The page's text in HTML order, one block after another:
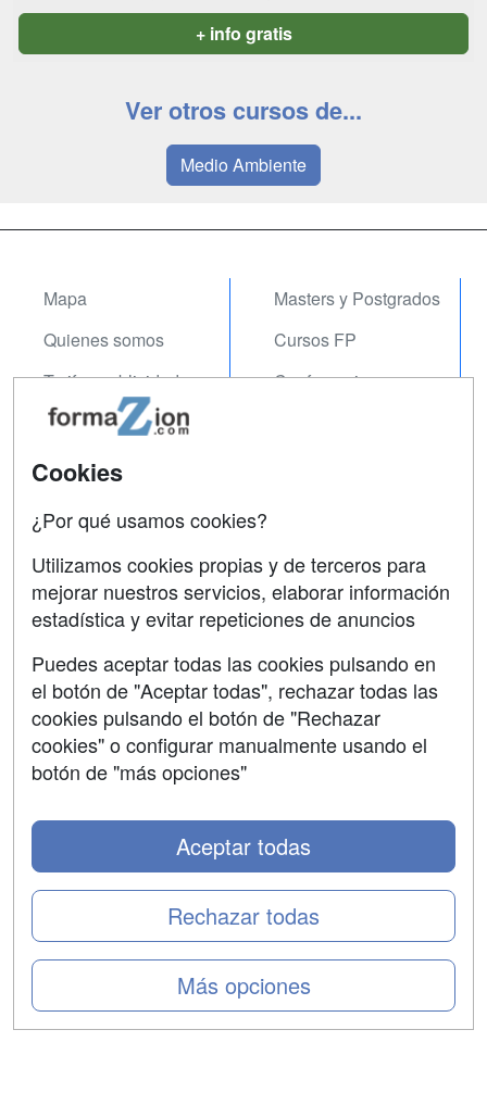
+ info gratis
Ver otros cursos de...
Medio Ambiente
Mapa
Quienes somos
Tarifas publicidad
Acceso Usuarios
Acceso Centros
Masters y Postgrados
Cursos FP
Conferencias
Contactar
Confidencialidad
Aviso legal
Copyleft
Cookies
¿Por qué usamos cookies?
Utilizamos cookies propias y de terceros para
mejorar nuestros servicios, elaborar información
estadística y evitar repeticiones de anuncios
Puedes aceptar todas las cookies pulsando en
el botón de "Aceptar todas", rechazar todas las
cookies pulsando el botón de "Rechazar
cookies" o configurar manualmente usando el
botón de "más opciones"
Más opciones
Rechazar todas
Aceptar todas